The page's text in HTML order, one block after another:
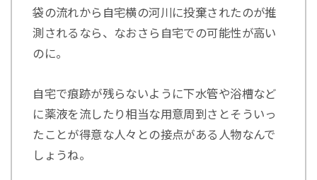
袋の流れから自宅横の河川に投棄されたのが推
測されるなら、なおさら自宅での可能性が高い
のに。
自宅で痕跡が残らないように下水管や浴槽など
に薬液を流したり相当な用意周到さとそういっ
たことが得意な人々との接点がある人物なんで
しょうね。